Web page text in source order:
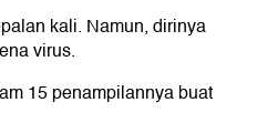
kali. Namun, dirinya
virus.
15 penampilannya buat